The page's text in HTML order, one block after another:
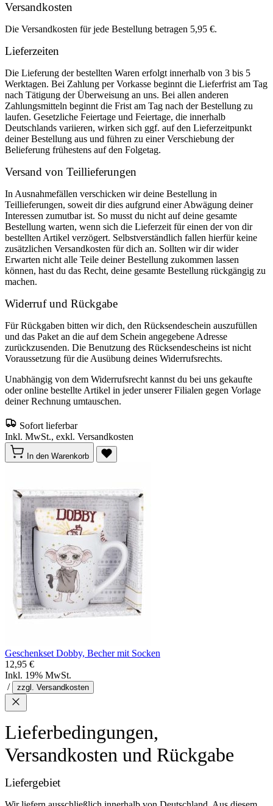
Versandkosten
Die Versandkosten für jede Bestellung betragen 5,95 €.
Lieferzeiten
Die Lieferung der bestellten Waren erfolgt innerhalb von 3 bis 5
Werktagen. Bei Zahlung per Vorkasse beginnt die Lieferfrist am Tag
nach Tätigung der Überweisung an uns. Bei allen anderen
Zahlungsmitteln beginnt die Frist am Tag nach der Bestellung zu
laufen. Gesetzliche Feiertage und Feiertage, die innerhalb
Deutschlands variieren, wirken sich ggf. auf den Lieferzeitpunkt
deiner Bestellung aus und führen zu einer Verschiebung der
Belieferung frühestens auf den Folgetag.
Versand von Teillieferungen
In Ausnahmefällen verschicken wir deine Bestellung in
Teillieferungen, soweit dir dies aufgrund einer Abwägung deiner
Interessen zumutbar ist. So musst du nicht auf deine gesamte
Bestellung warten, wenn sich die Lieferzeit für einen der von dir
bestellten Artikel verzögert. Selbstverständlich fallen hierfür keine
zusätzlichen Versandkosten für dich an. Sollten wir dir wider
Erwarten nicht alle Teile deiner Bestellung zukommen lassen
können, hast du das Recht, deine gesamte Bestellung rückgängig zu
machen.
Widerruf und Rückgabe
Für Rückgaben bitten wir dich, den Rücksendeschein auszufüllen
und das Paket an die auf dem Schein angegebene Adresse
zurückzusenden. Die Benutzung des Rücksendescheins ist nicht
Voraussetzung für die Ausübung deines Widerrufsrechts.
Unabhängig von dem Widerrufsrecht kannst du bei uns gekaufte
oder online bestellte Artikel in jeder unserer Filialen gegen Vorlage
deiner Rechnung umtauschen.
Sofort lieferbar
Inkl. MwSt., exkl. Versandkosten
In den Warenkorb
Geschenkset Dobby, Becher mit Socken
12,95 €
Inkl. 19% MwSt.
/
zzgl. Versandkosten
Lieferbedingungen,
Versandkosten und Rückgabe
Liefergebiet